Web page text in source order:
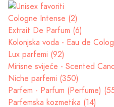
Cologne Intense (2)
Extrait De Parfum (6)
Kolonjska voda - Eau de
Lux parfemi (92)
Mirisne svijeće - Scented
Niche parfemi (350)
Parfem - Parfum (Perfume)
Parfemska kozmetika (14)